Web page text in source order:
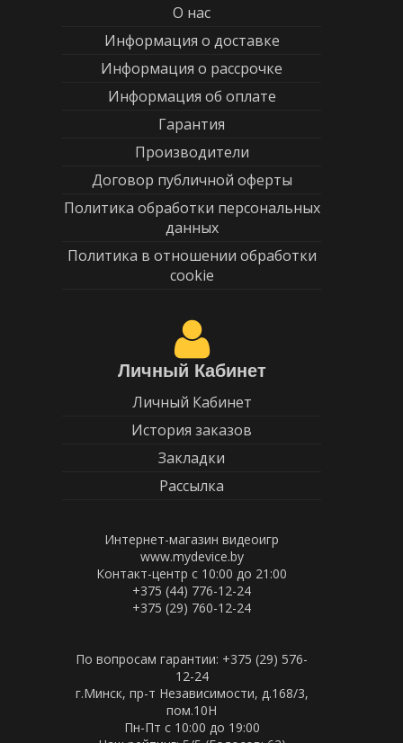
О нас
Информация о доставке
Информация о рассрочке
Информация об оплате
Гарантия
Производители
Договор публичной оферты
Политика обработки персональных
данных
Политика в отношении обработки
cookie
Личный Кабинет
Личный Кабинет
История заказов
Закладки
Рассылка
Интернет-магазин видеоигр
www.mydevice.by
Контакт-центр с 10:00 до 21:00
+375 (44) 776-12-24
+375 (29) 760-12-24
По вопросам гарантии: +375 (29) 576-
12-24
г.Минск, пр-т Независимости, д.168/3,
пом.10Н
Пн-Пт c 10:00 до 19:00